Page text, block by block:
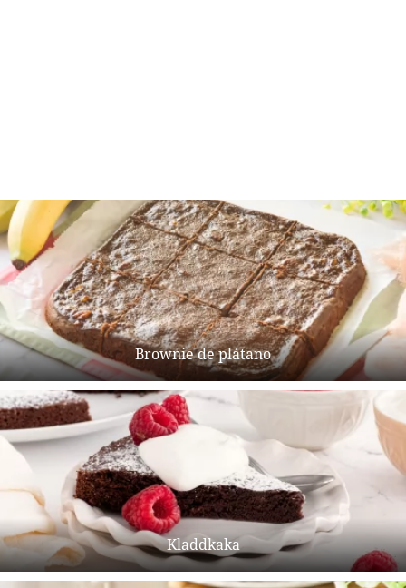
Brownie de plátano
Kladdkaka